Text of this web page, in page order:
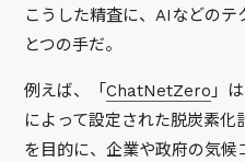
こうした精査に、AIなどの
とつの手だ。
例えば、「ChatNetZero 」
によって設定された脱炭素化
を目的に、企業や政府の気